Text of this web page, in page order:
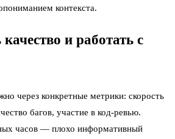
контекста.
и работать с
через конкретные метрики: скорость
багов, участие в код-ревью.
часов — плохо информативный